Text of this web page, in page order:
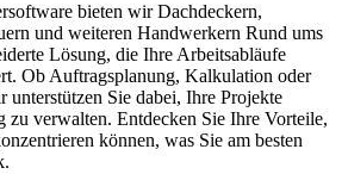
bieten wir Dachdeckern,
und weiteren Handwerkern Rund ums
Lösung, die Ihre Arbeitsabläufe
Ob Auftragsplanung, Kalkulation oder
unterstützen Sie dabei, Ihre Projekte
zu verwalten. Entdecken Sie Ihre Vorteile,
können, was Sie am besten